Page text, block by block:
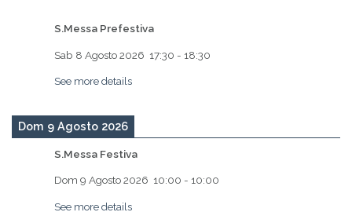
S.Messa Prefestiva
Sab 8 Agosto 2026 17:30 - 18:30
See more details
Dom 9 Agosto 2026
S.Messa Festiva
Dom 9 Agosto 2026 10:00 - 10:00
See more details